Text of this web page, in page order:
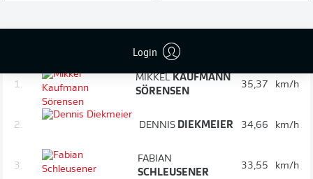
Login
Spieler nach 90 Minuten
1.
MIKKEL KAUFMANN
SÖRENSEN
35,37 km/h
2. DENNIS DIEKMEIER 34,66 km/h
3.
FABIAN
SCHLEUSENER
33,55 km/h